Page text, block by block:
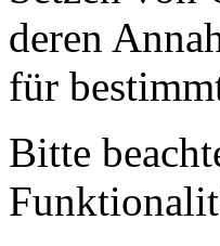
deren
für
Bitte